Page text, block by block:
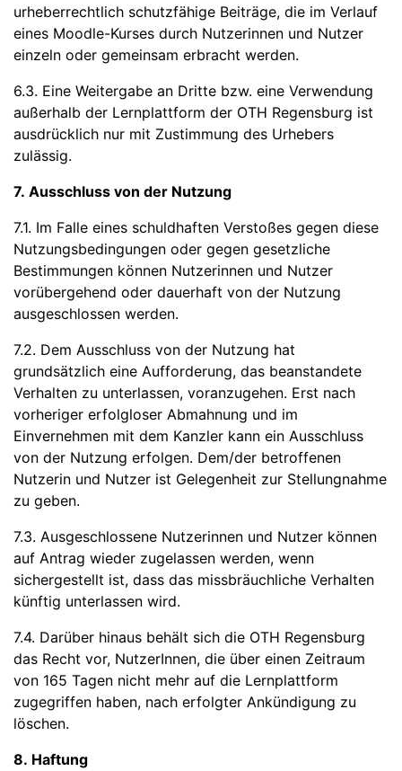
urheberrechtlich schutzfähige Beiträge, die im Verlauf
eines Moodle-Kurses durch Nutzerinnen und Nutzer
einzeln oder gemeinsam erbracht werden.
6.3. Eine Weitergabe an Dritte bzw. eine Verwendung
außerhalb der Lernplattform der OTH Regensburg ist
ausdrücklich nur mit Zustimmung des Urhebers
zulässig.
7. Ausschluss von der Nutzung
7.1. Im Falle eines schuldhaften Verstoßes gegen diese
Nutzungsbedingungen oder gegen gesetzliche
Bestimmungen können Nutzerinnen und Nutzer
vorübergehend oder dauerhaft von der Nutzung
ausgeschlossen werden.
7.2. Dem Ausschluss von der Nutzung hat
grundsätzlich eine Aufforderung, das beanstandete
Verhalten zu unterlassen, voranzugehen. Erst nach
vorheriger erfolgloser Abmahnung und im
Einvernehmen mit dem Kanzler kann ein Ausschluss
von der Nutzung erfolgen. Dem/der betroffenen
Nutzerin und Nutzer ist Gelegenheit zur Stellungnahme
zu geben.
7.3. Ausgeschlossene Nutzerinnen und Nutzer können
auf Antrag wieder zugelassen werden, wenn
sichergestellt ist, dass das missbräuchliche Verhalten
künftig unterlassen wird.
7.4. Darüber hinaus behält sich die OTH Regensburg
das Recht vor, NutzerInnen, die über einen Zeitraum
von 165 Tagen nicht mehr auf die Lernplattform
zugegriffen haben, nach erfolgter Ankündigung zu
löschen.
8. Haftung